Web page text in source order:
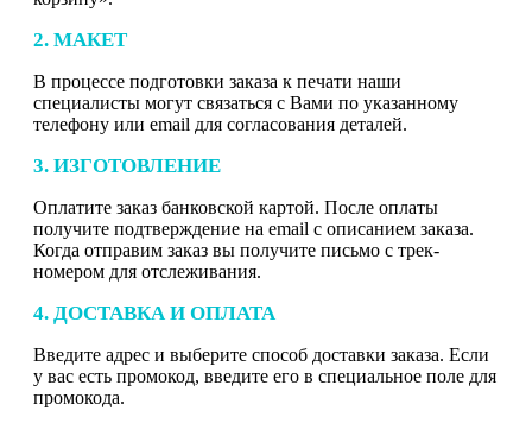
2. МАКЕТ
В процессе подготовки заказа к печати наши
специалисты могут связаться с Вами по указанному
телефону или email для согласования деталей.
3. ИЗГОТОВЛЕНИЕ
Оплатите заказ банковской картой. После оплаты
получите подтверждение на email с описанием заказа.
Когда отправим заказ вы получите письмо с трек-
номером для отслеживания.
4. ДОСТАВКА И ОПЛАТА
Введите адрес и выберите способ доставки заказа. Если
у вас есть промокод, введите его в специальное поле для
промокода.